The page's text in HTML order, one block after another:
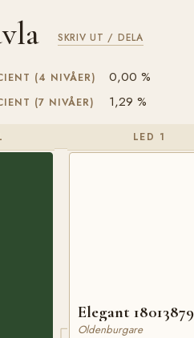
SKRIV UT / DELA
(4 NIVÅER) 0,00 %
(7 NIVÅER) 1,29 %
LED 1
Elegant
Oldenburgare